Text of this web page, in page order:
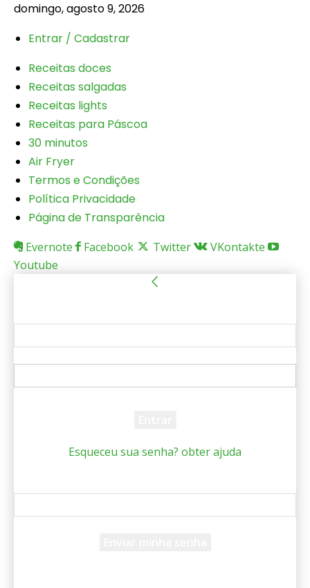
domingo, agosto 9, 2026
Entrar / Cadastrar
Receitas doces
Receitas salgadas
Receitas lights
Receitas para Páscoa
30 minutos
Air Fryer
Termos e Condições
Política Privacidade
Página de Transparência
Evernote Facebook Twitter
VKontakte
Youtube
Esqueceu sua senha? obter ajuda